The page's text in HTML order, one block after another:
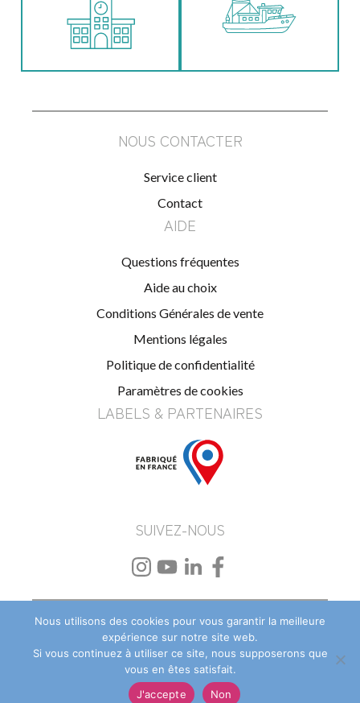
NOUS CONTACTER
Service client
Contact
AIDE
Questions fréquentes
Aide au choix
Conditions Générales de vente
Mentions légales
Politique de confidentialité
Paramètres de cookies
LABELS & PARTENAIRES
SUIVEZ-NOUS
Beach Flag personnalisé–Drapeau et oriflamme
personnalisé–PLV textile et événementielle
Nous utilisons des cookies pour vous garantir la meilleure
expérience sur notre site web.
Si vous continuez à utiliser ce site, nous supposerons que
vous en êtes satisfait.
J'accepte
Non